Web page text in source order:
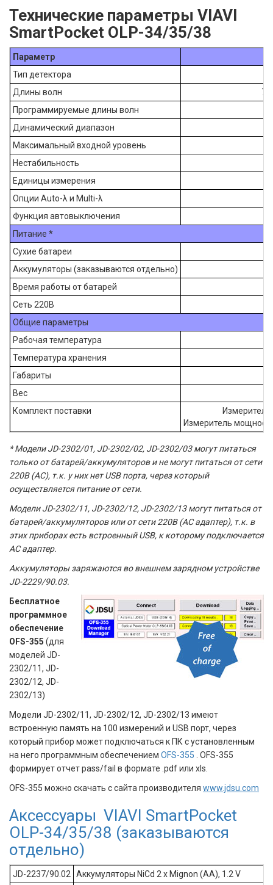
Технические параметры VIAVI
SmartPocket OLP-34/35/38
Параметр
Тип детектора
Длины волн
Программируемые длины волн
Динамический диапазон
Максимальный входной уровень
Нестабильность
Единицы измерения
Опции Auto-λ и Multi-λ
Функция автовыключения
Питание *
Сухие батареи
Аккумуляторы (заказываются отдельно)
Время работы от батарей
Сеть 220В
Общие параметры
Рабочая температура
Температура хранения
Габариты
Вес
Комплект поставки
Измеритель
* Модели JD-2302/01, JD-2302/02, JD-2302/03 могут питаться
только от батарей/аккумуляторов и не могут питаться от сети
220В (AC), т.к. у них нет USB порта, через который
осуществляется питание от сети.
Модели JD-2302/11, JD-2302/12, JD-2302/13 могут питаться от
батарей/аккумуляторов или от сети 220В (AC адаптер), т.к. в
этих приборах есть встроенный USB, к которому подключается
AC адаптер.
Аккумуляторы заряжаются во внешнем зарядном устройстве
JD-2229/90.03.
Бесплатное
программное
обеспечение
OFS-355 (для
моделей JD-
2302/11, JD-
2302/12, JD-
2302/13)
Модели JD-2302/11, JD-2302/12, JD-2302/13 имеют
встроенную память на 100 измерений и USB порт, через
который прибор может подключаться к ПК с установленным
на него программным обеспечением OFS-355
. OFS-355
формирует отчет pass/fail в формате .pdf или xls.
OFS-355 можно скачать с сайта производителя www.jdsu.com
Аксессуары VIAVI SmartPocket
OLP-34/35/38 (заказываются
отдельно)
JD-2237/90.02 Аккумуляторы NiCd 2 x Mignon (AA), 1.2 V